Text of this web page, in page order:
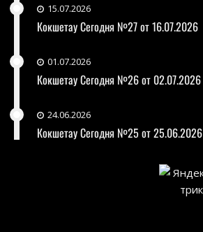
15.07.2026
Кокшетау Сегодня №27 от 16.07.2026
01.07.2026
Кокшетау Сегодня №26 от 02.07.2026
24.06.2026
Кокшетау Сегодня №25 от 25.06.2026